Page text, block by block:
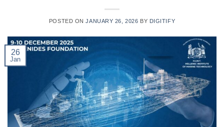
POSTED ONJANUARY 26, 2026 BY DIGITIFY
26
Jan